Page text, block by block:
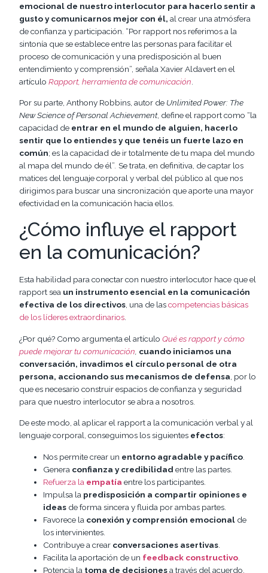
emocional de nuestro interlocutor para hacerlo sentir a
gusto y comunicarnos mejor con él, al crear una atmósfera
de confianza y participación. “Por rapport nos referimos a la
sintonía que se establece entre las personas para facilitar el
proceso de comunicación y una predisposición al buen
entendimiento y comprensión”, señala Xavier Aldavert en el
artículo Rapport, herramienta de comunicación
Por su parte, Anthony Robbins, autor de Unlimited Power: The
New Science of Personal Achievement, define el rapport como “la
capacidad de entrar en el mundo de alguien, hacerlo
sentir que lo entiendes y que tenéis un fuerte lazo en
común; es la capacidad de ir totalmente de tu mapa del mundo
al mapa del mundo de él” Se trata, en definitiva, de captar los
matices del lenguaje corporal y verbal del público al que nos
dirigimos para buscar una sincronización que aporte una mayor
efectividad en la comunicación hacia ellos.
¿Cómo influye el rapport
en la comunicación?
Esta habilidad para conectar con nuestro interlocutor hace que el
rapport sea un instrumento esencial en la comunicación
efectiva de los directivos, una de lascompetencias básicas
de los líderes extraordinarios.
¿Por qué? Como argumenta el artículo Qué es rapport y cómo
puede mejorar tu comunicación cuando iniciamos una
conversación, invadimos el círculo personal de otra
persona, accionando sus mecanismos de defensa , por lo
que es necesario construir espacios de confianza y seguridad
para que nuestro interlocutor se abra a nosotros.
De este modo, al aplicar el rapport a la comunicación verbal y al
lenguaje corporal, conseguimos los siguientes efectos:
Nos permite crear un entorno agradable y pacífico
Genera confianza y credibilidad entre las partes.
Refuerza la empatía entre los participantes.
Impulsa la predisposición a compartir opiniones e
ideas de forma sincera y fluida por ambas partes.
Favorece la conexión y comprensión emocional de
los intervinientes.
Contribuye a crear conversaciones asertivas
Facilita la aportación de un feedback constructivo
Potencia la toma de decisionesa través del acuerdo.